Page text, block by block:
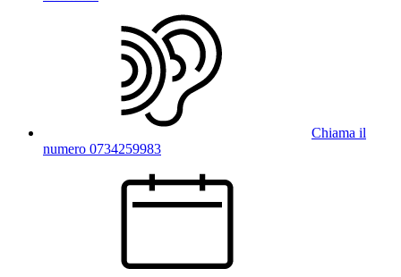
Chiama il
numero 0734259983